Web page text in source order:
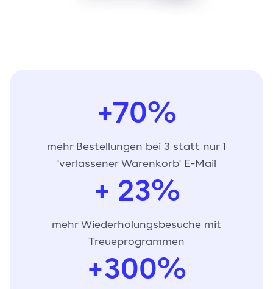
+70%
mehr Bestellungen bei 3 statt nur 1
'verlassener Warenkorb' E-Mail
+ 23%
mehr Wiederholungsbesuche mit
Treueprogrammen
+300%